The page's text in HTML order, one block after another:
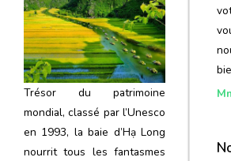
Trésor du patrimoine
mondial, classé par l’Unesco
en 1993, la baie d’Hạ Long
nourrit tous les fantasmes